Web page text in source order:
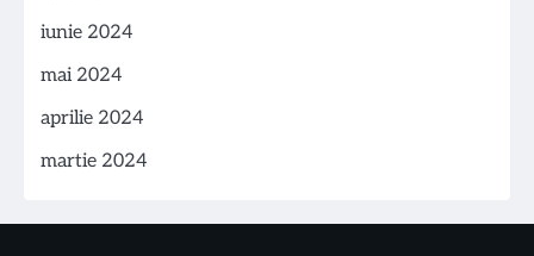
iunie 2024
mai 2024
aprilie 2024
martie 2024